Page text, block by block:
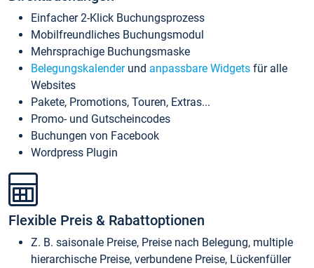
Einfacher 2-Klick Buchungsprozess
Mobilfreundliches Buchungsmodul
Mehrsprachige Buchungsmaske
Belegungskalenderund anpassbare Widgets für alle
Websites
Pakete, Promotions, Touren, Extras...
Promo- und Gutscheincodes
Buchungen von Facebook
Wordpress Plugin
Flexible Preis & Rabattoptionen
Z. B. saisonale Preise, Preise nach Belegung, multiple
hierarchische Preise, verbundene Preise, Lückenfüller